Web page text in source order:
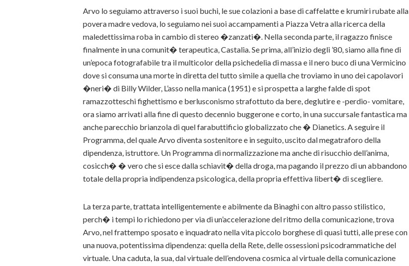
Arvo lo seguiamo attraverso i suoi buchi, le sue colazioni a base di caffelatte e krumiri rubate alla
povera madre vedova, lo seguiamo nei suoi accampamenti a Piazza Vetra alla ricerca della
maledettissima roba in cambio di stereo �zanzati�. Nella seconda parte, il ragazzo finisce
finalmente in una comunit� terapeutica, Castalia. Se prima, all’inizio degli ’80, siamo alla fine di
un’epoca fotografabile tra il multicolor della psichedelia di massa e il nero buco di una Vermicino
dove si consuma una morte in diretta del tutto simile a quella che troviamo in uno dei capolavori
�neri� di Billy Wilder, L’asso nella manica (1951) e si prospetta a larghe falde di spot
ramazzotteschi fighettismo e berlusconismo strafottuto da bere, deglutire e -perdio- vomitare,
ora siamo arrivati alla fine di questo decennio buggerone e corto, in una succursale fantastica ma
anche parecchio brianzola di quel farabuttificio globalizzato che � Dianetics. A seguire il
Programma, del quale Arvo diventa sostenitore e in seguito, uscito dal megatraforo della
dipendenza, istruttore. Un Programma di normalizzazione ma anche di risucchio dell’anima,
cosicch� � vero che si esce dalla schiavit� della droga, ma pagando il prezzo di un abbandono
totale della propria indipendenza psicologica, della propria effettiva libert� di scegliere.
La terza parte, trattata intelligentemente e abilmente da Binaghi con altro passo stilistico,
perch� i tempi lo richiedono per via di un’accelerazione del ritmo della comunicazione, trova
Arvo, nel frattempo sposato e inquadrato nella vita piccolo borghese di quasi tutti, alle prese con
una nuova, potentissima dipendenza: quella della Rete, delle ossessioni psicodrammatiche del
virtuale. Una caduta, la sua, dal virtuale dell’endovena cosmica al virtuale della comunicazione